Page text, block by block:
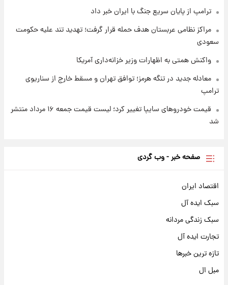
ترامپ از پایان سریع جنگ با ایران خبر داد
مراکز نظامی عربستان هدف حمله قرار گرفت؛ تهدید تند علیه حکومت
سعودی
واکنش همتی به اظهارات وزیر خزانه‌داری آمریکا
معادله جدید در تنگه هرمز؛ توافق تهران و مسقط خارج از سناریوی
ترامپ
قیمت خودروهای سایپا تغییر کرد؛ لیست قیمت جمعه ۱۶ مرداد منتشر
شد
صفحه خبر - وب گردی
اقتصاد ایران
سبک ایده آل
سبک زندگی مردانه
تجارت ایده آل
تازه ترین خبرها
مبل ال